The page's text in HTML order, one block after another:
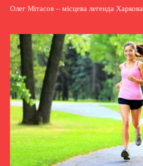
Олег Мітасов – місцева легенда Харкова